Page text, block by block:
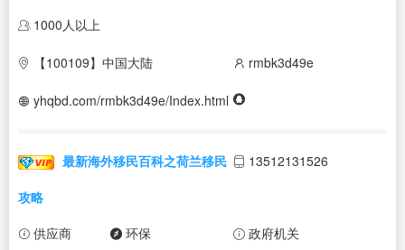
1000人以上
【100109】中国大陆 rmbk3d49e
yhqbd.com/rmbk3d49e/Index.html
最新海外移民百科之荷兰移民
攻略
13512131526
供应商 环保 政府机关